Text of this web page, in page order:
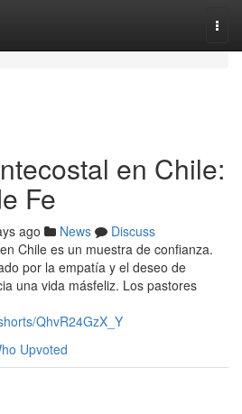
en Chile:
Fe
ago News
Discuss
Chile es un muestra de confianza.
por la empatía y el deseo de
una vida másfeliz. Los pastores
QhvR24GzX_Y
Upvoted